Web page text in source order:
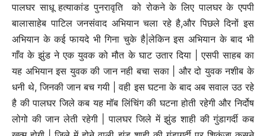
पालघर साधू हत्याकांड पुनरावृति को रोकने के लिए पालघर के एपपी
बालासाहेब पाटिल जनसंवाद अभियान चला रहे है,और पिछले दिनों इस
अभियान के कई फायदे भी गिना चुके है|लेकिन इस अभियान के बाद भी
गाँव के झुंड ने एक युवक को मौत के घाट उतार दिया | एसपी साहब का
यह अभियान इस युवक की जान नही बचा सका | और दो युवक नशीब के
धनी थे, जिनकी जान बच गयी | वही इस घटना के बाद अब सवाल उठ रहे
है की पालघर जिले कब यह मॉब लिंचिंग की घटना होती रहेगी और निर्दोष
लोगो की जान लेती रहेगी | पालघर जिले में झुंड शाही की गुंडागर्दी कब